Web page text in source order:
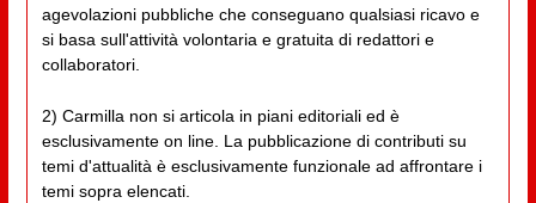
agevolazioni pubbliche che conseguano qualsiasi ricavo e
si basa sull'attività volontaria e gratuita di redattori e
collaboratori.
2) Carmilla non si articola in piani editoriali ed è
esclusivamente on line. La pubblicazione di contributi su
temi d'attualità è esclusivamente funzionale ad affrontare i
temi sopra elencati.